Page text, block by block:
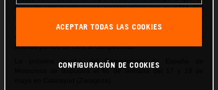
firmando una cuarta y una tercera plaza con su KTM 450
aspiraba, sí que le permiten al piloto de KTM España adquirir
buenos puntos de cara al campeonato.
La próxima prueba del Campeonato de España de
ACEPTAR TODAS LAS COOKIES
CONFIGURACIÓN DE COOKIES